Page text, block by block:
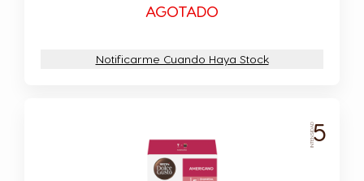
AGOTADO
Notificarme Cuando Haya Stock
INTENSIDAD5